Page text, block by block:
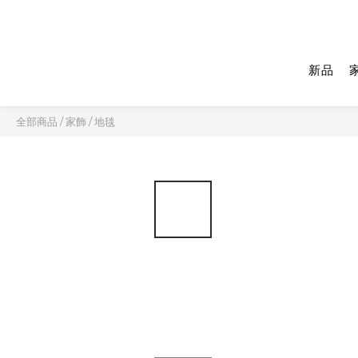
新品
全部商品 /家飾 /地毯